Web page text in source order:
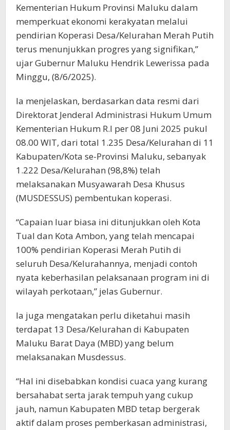
Kementerian Hukum Provinsi Maluku dalam
memperkuat ekonomi kerakyatan melalui
pendirian Koperasi Desa/Kelurahan Merah Putih
terus menunjukkan progres yang signifikan,”
ujar Gubernur Maluku Hendrik Lewerissa pada
Minggu, (8/6/2025).
Ia menjelaskan, berdasarkan data resmi dari
Direktorat Jenderal Administrasi Hukum Umum
Kementerian Hukum R.I per 08 Juni 2025 pukul
08.00 WIT, dari total 1.235 Desa/Kelurahan di 11
Kabupaten/Kota se-Provinsi Maluku, sebanyak
1.222 Desa/Kelurahan (98,8%) telah
melaksanakan Musyawarah Desa Khusus
(MUSDESSUS) pembentukan koperasi.
“Capaian luar biasa ini ditunjukkan oleh Kota
Tual dan Kota Ambon, yang telah mencapai
100% pendirian Koperasi Merah Putih di
seluruh Desa/Kelurahannya, menjadi contoh
nyata keberhasilan pelaksanaan program ini di
wilayah perkotaan,” jelas Gubernur.
Ia juga mengatakan perlu diketahui masih
terdapat 13 Desa/Kelurahan di Kabupaten
Maluku Barat Daya (MBD) yang belum
melaksanakan Musdessus.
“Hal ini disebabkan kondisi cuaca yang kurang
bersahabat serta jarak tempuh yang cukup
jauh, namun Kabupaten MBD tetap bergerak
aktif dalam proses pemberkasan administrasi,